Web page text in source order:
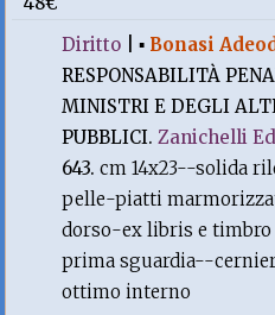
Diritto |▪ Bonasi
RESPONSABILITÀ
MINISTRI E DEGLI
PUBBLICI.Zanichelli
643.cm 14x23--solida
pelle-piatti
dorso-ex libris e timbro
prima sguardia--
ottimo interno